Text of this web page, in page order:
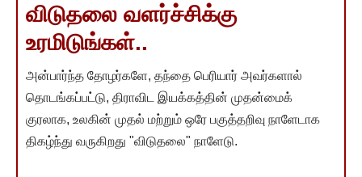
விடுதலை வளர்ச்சிக்கு
உரமிடுங்கள்..
அன்பார்ந்த தோழர்களே, தந்தை பெரியார் அவர்களால்
தொடங்கப்பட்டு, திராவிட இயக்கத்தின் முதன்மைக்
குரலாக, உலகின் முதல் மற்றும் ஒரே பகுத்தறிவு நாளேடாக
திகழ்ந்து வருகிறது "விடுதலை" நாளேடு.